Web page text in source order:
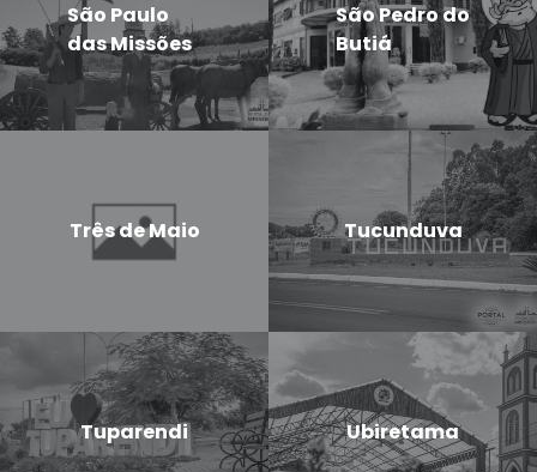
São Paulo
das Missões
São Pedro do
Butiá
Três de Maio Tucunduva
Tuparendi Ubiretama